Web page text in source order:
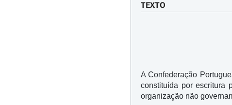
TEXTO
A Confederação
constituída por escritura
organização não